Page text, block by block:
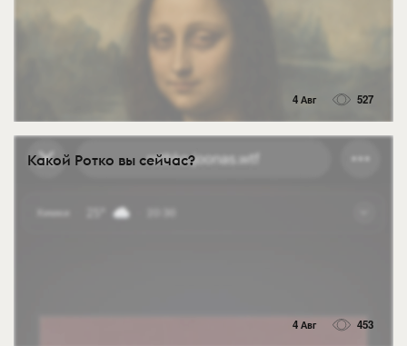
4 Авг 527
Какой Ротко вы сейчас?
4 Авг 453